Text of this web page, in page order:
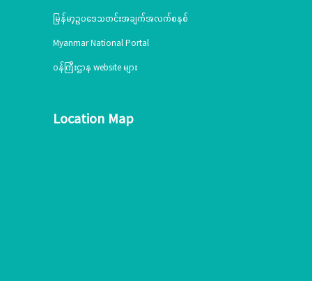
မြန်မာ့ဥပဒေသတင်းအချက်အလက်စနစ်
Myanmar National Portal
ဝန်ကြီးဌာန website များ
Location Map